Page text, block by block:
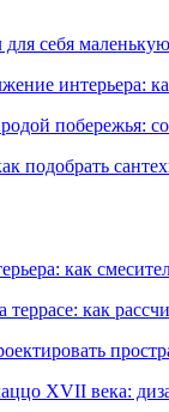
для себя
интерьера:
побережья:
подобрать
как
как
XVII века: